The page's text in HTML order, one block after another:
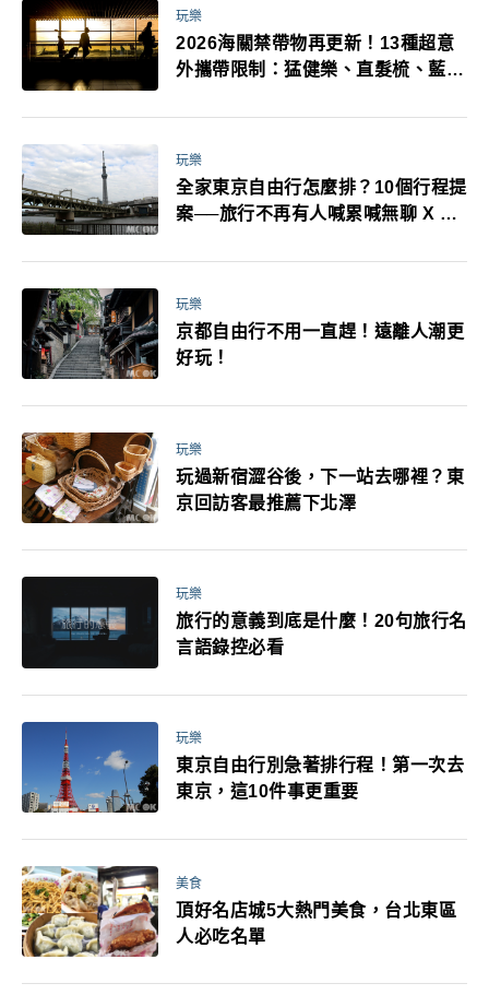
玩樂
2026海關禁帶物再更新！13種超意
外攜帶限制：猛健樂、直髮梳、藍牙
萬！注意事項一次看！
玩樂
全家東京自由行怎麼排？10個行程提
案──旅行不再有人喊累喊無聊 X 爸
玩樂
京都自由行不用一直趕！遠離人潮更
好玩！
玩樂
玩過新宿澀谷後，下一站去哪裡？東
京回訪客最推薦下北澤
玩樂
旅行的意義到底是什麼！20句旅行名
言語錄控必看
玩樂
東京自由行別急著排行程！第一次去
東京，這10件事更重要
美食
頂好名店城5大熱門美食，台北東區
人必吃名單